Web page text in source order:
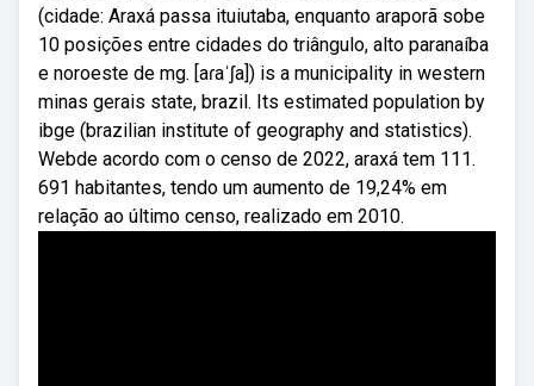
(cidade: Araxá passa ituiutaba, enquanto araporã sobe
10 posições entre cidades do triângulo, alto paranaíba
e noroeste de mg. [aɾaˈʃa]) is a municipality in western
minas gerais state, brazil. Its estimated population by
ibge (brazilian institute of geography and statistics).
Webde acordo com o censo de 2022, araxá tem 111.
691 habitantes, tendo um aumento de 19,24% em
relação ao último censo, realizado em 2010.